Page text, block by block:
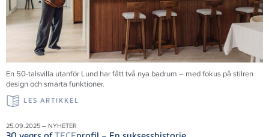
En 50-talsvilla utanför Lund har fått två nya badrum – med fokus på stilren
design och smarta funktioner.
LES ARTIKKEL
25.09.2025 – NYHETER